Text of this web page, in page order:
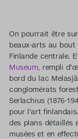
On pourrait être
beaux-arts au
Finlande centrale.
Museum, rempli
bord du lac
conglomérats
Serlachius (1876-
pour l'art
des plans détaillés
musées et en